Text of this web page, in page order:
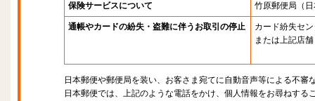
保険サービスについて 竹原郵便局 （
通帳やカードの紛失・盗難に伴うお取引の停止
カード紛失セ
または上記店舗
日本郵便や郵便局を装い、お客さま宛てに自動音声等による不審
日本郵便では、上記のような電話をかけ、個人情報をお尋ねする